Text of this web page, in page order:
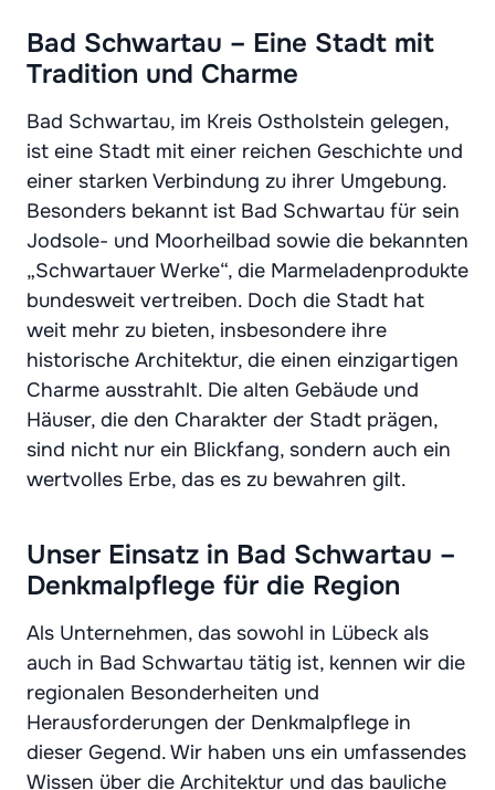
Bad Schwartau – Eine Stadt mit
Tradition und Charme
Bad Schwartau, im Kreis Ostholstein gelegen,
ist eine Stadt mit einer reichen Geschichte und
einer starken Verbindung zu ihrer Umgebung.
Besonders bekannt ist Bad Schwartau für sein
Jodsole- und Moorheilbad sowie die bekannten
„Schwartauer Werke“, die Marmeladenprodukte
bundesweit vertreiben. Doch die Stadt hat
weit mehr zu bieten, insbesondere ihre
historische Architektur, die einen einzigartigen
Charme ausstrahlt. Die alten Gebäude und
Häuser, die den Charakter der Stadt prägen,
sind nicht nur ein Blickfang, sondern auch ein
wertvolles Erbe, das es zu bewahren gilt.
Unser Einsatz in Bad Schwartau –
Denkmalpflege für die Region
Als Unternehmen, das sowohl in Lübeck als
auch in Bad Schwartau tätig ist, kennen wir die
regionalen Besonderheiten und
Herausforderungen der Denkmalpflege in
dieser Gegend. Wir haben uns ein umfassendes
Wissen über die Architektur und das bauliche